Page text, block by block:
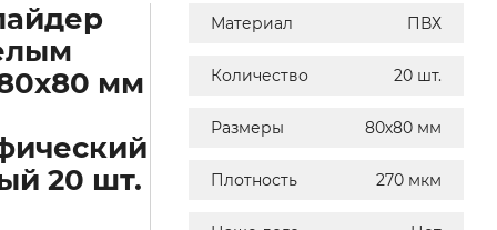
мм
20 шт.
Материал ПВХ
Количество 20 шт.
Размеры 80х80 мм
Плотность 270 мкм